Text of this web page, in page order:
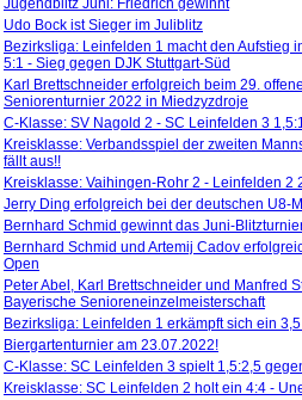
Jugendblitz Juni: Friedrich gewinnt
Udo Bock ist Sieger im Juliblitz
Bezirksliga: Leinfelden 1 macht den Aufstieg
5:1 - Sieg gegen DJK Stuttgart-Süd
Karl Brettschneider erfolgreich beim 29.
Seniorenturnier 2022 in Miedzyzdroje
C-Klasse: SV Nagold 2 - SC Leinfelden 3
Kreisklasse: Verbandsspiel der zweiten
fällt aus!!
Kreisklasse: Vaihingen-Rohr 2 - Leinfelden 2
Jerry Ding erfolgreich bei der deutschen U8-
Bernhard Schmid gewinnt das Juni-
Bernhard Schmid und Artemij Cadov
Open
Peter Abel, Karl Brettschneider und Manfred
Bayerische Senioreneinzelmeisterschaft
Bezirksliga: Leinfelden 1 erkämpft sich ein
Biergartenturnier am 23.07.2022!
C-Klasse: SC Leinfelden 3 spielt 1,5:2,5
Kreisklasse: SC Leinfelden 2 holt ein 4:4 -